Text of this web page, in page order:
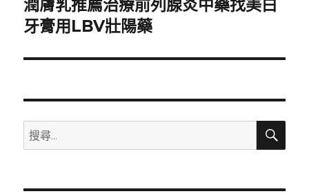
下
一
文
潤膚乳推薦治療前列腺炎中藥找美白
牙膏用LBV壯陽藥
搜
尋
鍵
搜